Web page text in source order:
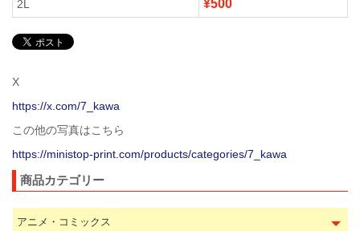
2L ¥500
X
https://x.com/7_kawa
この他の写真はこちら
https://ministop-print.com/products/categories/7_kawa
商品カテゴリー
アニメ・コミックス